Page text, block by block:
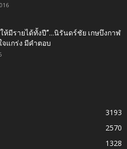
ห้มีรายได้ทั้งปี”…นิรันดร์ชัย เกษบึงกาฬ
จแกร่ง มีคำตอบ
3193
2570
1328